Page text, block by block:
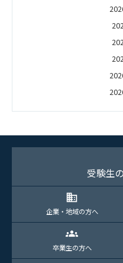
受験生
domain
企業・地域の方へ
groups
卒業生の方へ